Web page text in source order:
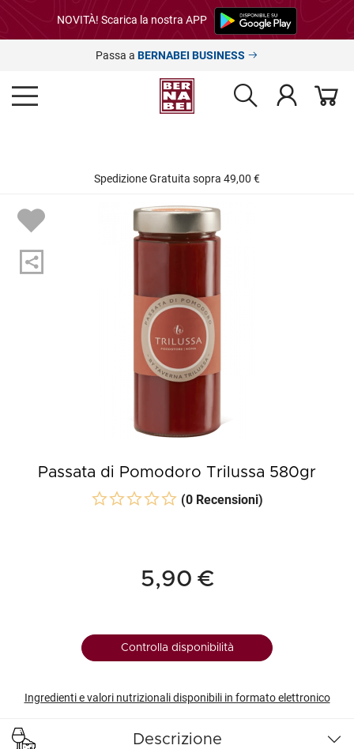
NOVITÀ! Scarica la nostra APP
Passa a BERNABEI BUSINESS
Spedizione Gratuita sopra 49,00 €
Passata di Pomodoro Trilussa 580gr
(0 Recensioni)
5,90 €
Controlla disponibilità
Ingredienti e valori nutrizionali disponibili in formato elettronico
Descrizione